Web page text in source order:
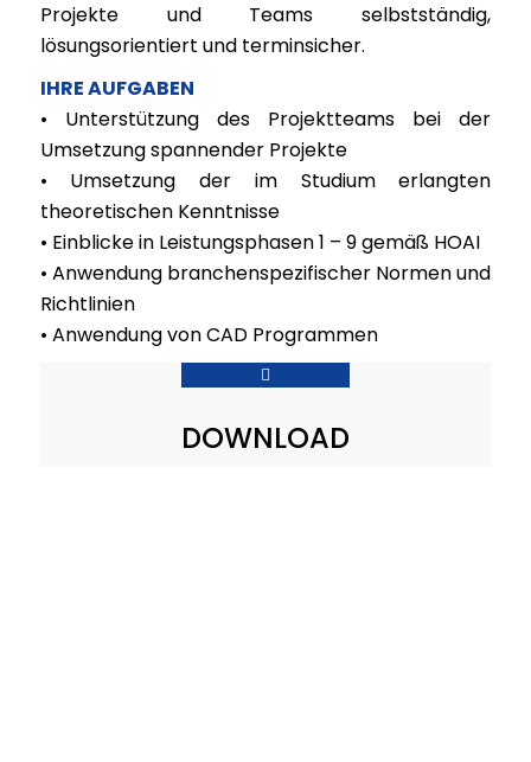
Projekte und Teams selbstständig,
lösungsorientiert und terminsicher.
IHRE AUFGABEN
• Unterstützung des Projektteams bei der
Umsetzung spannender Projekte
• Umsetzung der im Studium erlangten
theoretischen Kenntnisse
• Einblicke in Leistungsphasen 1 – 9 gemäß HOAI
• Anwendung branchenspezifischer Normen und
Richtlinien
• Anwendung von CAD Programmen
DOWNLOAD